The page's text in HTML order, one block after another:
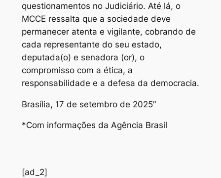
questionamentos no Judiciário. Até lá, o
MCCE ressalta que a sociedade deve
permanecer atenta e vigilante, cobrando de
cada representante do seu estado,
deputada(o) e senadora (or), o
compromisso com a ética, a
responsabilidade e a defesa da democracia.
Brasília, 17 de setembro de 2025″
*Com informações da Agência Brasil
[ad_2]